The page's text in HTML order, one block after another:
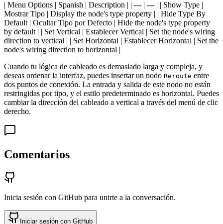
| Menu Options | Spanish | Description | | --- | --- | | Show Type |
Mostrar Tipo | Display the node's type property | | Hide Type By
Default | Ocultar Tipo por Defecto | Hide the node's type property
by default | | Set Vertical | Establecer Vertical | Set the node's wiring
direction to vertical | | Set Horizontal | Establecer Horizontal | Set the
node's wiring direction to horizontal |
Cuando tu lógica de cableado es demasiado larga y compleja, y
deseas ordenar la interfaz, puedes insertar un nodo Reroute entre
dos puntos de conexión. La entrada y salida de este nodo no están
restringidas por tipo, y el estilo predeterminado es horizontal. Puedes
cambiar la dirección del cableado a vertical a través del menú de clic
derecho.
Comentarios
Inicia sesión con GitHub para unirte a la conversación.
Iniciar sesión con GitHub